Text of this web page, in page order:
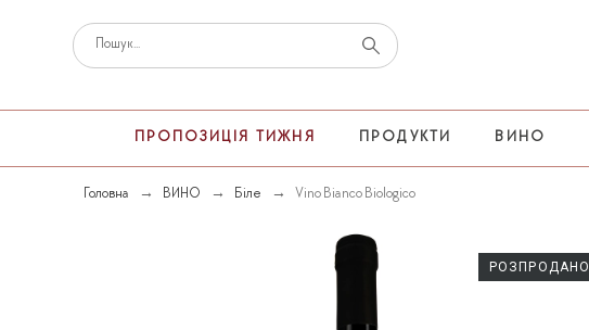
ПРОПОЗИЦІЯ ТИЖНЯ ПРОДУКТИ ВИНО
Головна ВИНО Біле Vino Bianco Biologico
РОЗПРОДАНО